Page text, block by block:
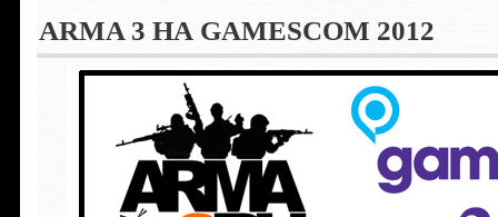
ARMA 3 НА GAMESCOM 2012